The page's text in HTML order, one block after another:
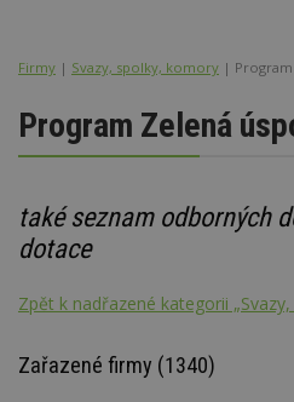
Firmy | Svazy, spolky, komory |
Program Zelená
také seznam odborných
dotace
Zpět k nadřazené kategorii
Zařazené firmy (1340)